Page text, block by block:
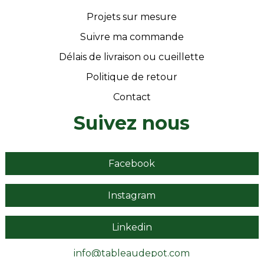
Projets sur mesure
Suivre ma commande
Délais de livraison ou cueillette
Politique de retour
Contact
Suivez nous
Facebook
Instagram
Linkedin
info@tableaudepot.com